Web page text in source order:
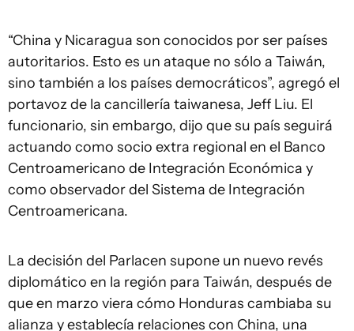
“China y Nicaragua son conocidos por ser países
autoritarios. Esto es un ataque no sólo a Taiwán,
sino también a los países democráticos”, agregó el
portavoz de la cancillería taiwanesa, Jeff Liu. El
funcionario, sin embargo, dijo que su país seguirá
actuando como socio extra regional en el Banco
Centroamericano de Integración Económica y
como observador del Sistema de Integración
Centroamericana.
La decisión del Parlacen supone un nuevo revés
diplomático en la región para Taiwán, después de
que en marzo viera cómo Honduras cambiaba su
alianza y establecía relaciones con China, una